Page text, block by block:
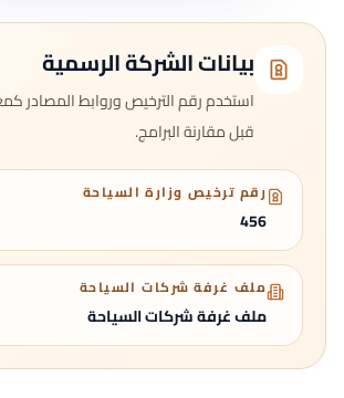
بيانات الشركة الرسمية
استخدم رقم الترخيص وروابط المصادر
قبل مقارنة البرامج.
رقم ترخيص وزارة السياحة
456
ملف غرفة شركات السياحة
ملف غرفة شركات السياحة